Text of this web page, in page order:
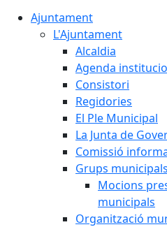
Ajuntament
L'Ajuntament
Alcaldia
Agenda
Consistori
Regidories
El Ple Municipal
La Junta de
Comissió
Grups municipals
Mocions
municipals
Organització